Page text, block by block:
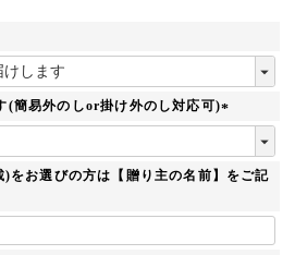
(簡易外のしor掛け外のし対応可)
必
須
をお選びの方は【贈り主の名前】をご記